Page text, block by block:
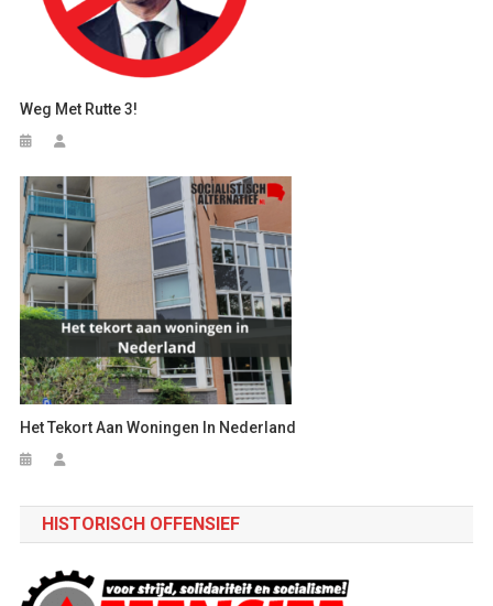
Weg Met Rutte 3!
Het Tekort Aan Woningen In Nederland
HISTORISCH OFFENSIEF